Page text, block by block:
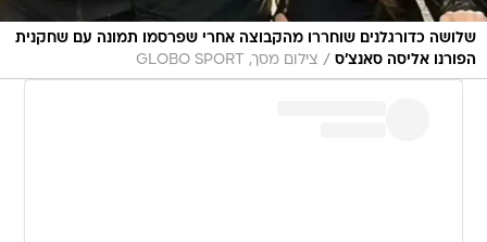
שלושה כדורגלנים שוחררו מהקבוצה אחרי שפרסמו תמונה עם שחקנית
הפורנו אליסה סאנצ'ס / צילום מסך, GLOBO SPORT